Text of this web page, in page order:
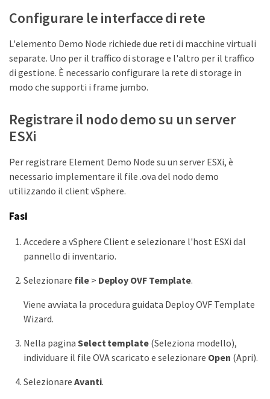
Configurare le interfacce di rete
L'elemento Demo Node richiede due reti di macchine virtuali
separate. Uno per il traffico di storage e l'altro per il traffico
di gestione. È necessario configurare la rete di storage in
modo che supporti i frame jumbo.
Registrare il nodo demo su un server
ESXi
Per registrare Element Demo Node su un server ESXi, è
necessario implementare il file .ova del nodo demo
utilizzando il client vSphere.
Fasi
Accedere a vSphere Client e selezionare l'host ESXi dal
pannello di inventario.
Selezionare file> Deploy OVF Template.
Viene avviata la procedura guidata Deploy OVF Template
Wizard.
Nella pagina Select template(Seleziona modello),
individuare il file OVA scaricato e selezionare Open (Apri).
Selezionare Avanti.